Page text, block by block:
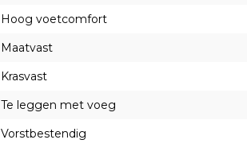
Hoog voetcomfort
Maatvast
Krasvast
Te leggen met voeg
Vorstbestendig